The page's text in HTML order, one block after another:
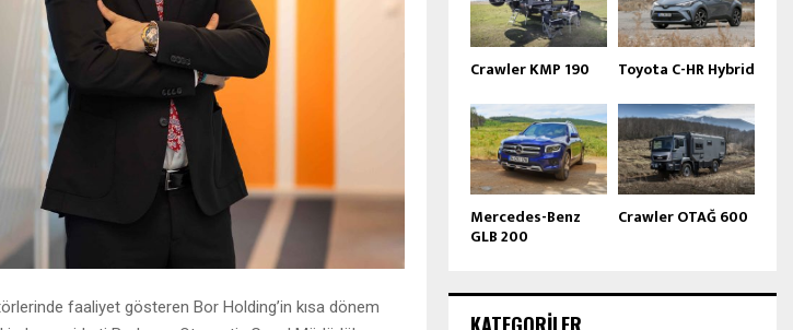
faaliyet gösteren Bor Holding’in kısa dönem
Crawler KMP 190 Toyota C-HR Hybrid
Mercedes-Benz
GLB 200
Crawler OTAĞ 600